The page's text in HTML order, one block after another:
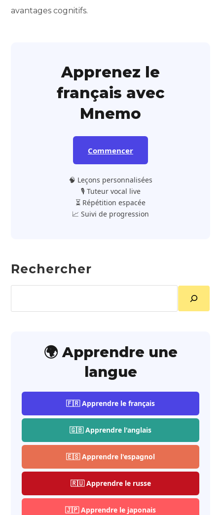
avantages cognitifs.
Apprenez le
français avec
Mnemo
Commencer
🧠 Leçons personnalisées
🎙️ Tuteur vocal live
⏳ Répétition espacée
📈 Suivi de progression
Rechercher
🌍 Apprendre une
langue
🇫🇷 Apprendre le français
🇬🇧 Apprendre l'anglais
🇪🇸 Apprendre l'espagnol
🇷🇺 Apprendre le russe
🇯🇵 Apprendre le japonais